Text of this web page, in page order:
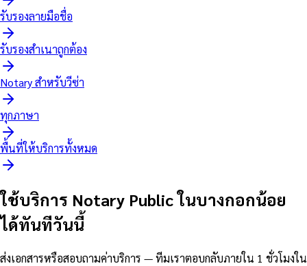
รับรองลายมือชื่อ
รับรองสำเนาถูกต้อง
Notary สำหรับวีซ่า
ทุกภาษา
พื้นที่ให้บริการทั้งหมด
ใช้บริการ Notary Public ในบางกอกน้อย
ได้ทันทีวันนี้
ส่งเอกสารหรือสอบถามค่าบริการ — ทีมเราตอบกลับภายใน 1 ชั่วโมงใน